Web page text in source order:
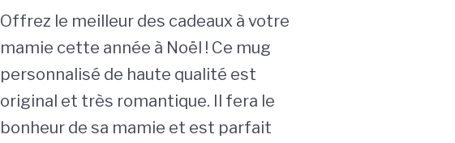
Offrez le meilleur des cadeaux à votre
mamie cette année à Noël ! Ce mug
personnalisé de haute qualité est
original et très romantique. Il fera le
bonheur de sa mamie et est parfait